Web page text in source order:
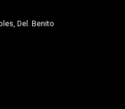
Del. Benito